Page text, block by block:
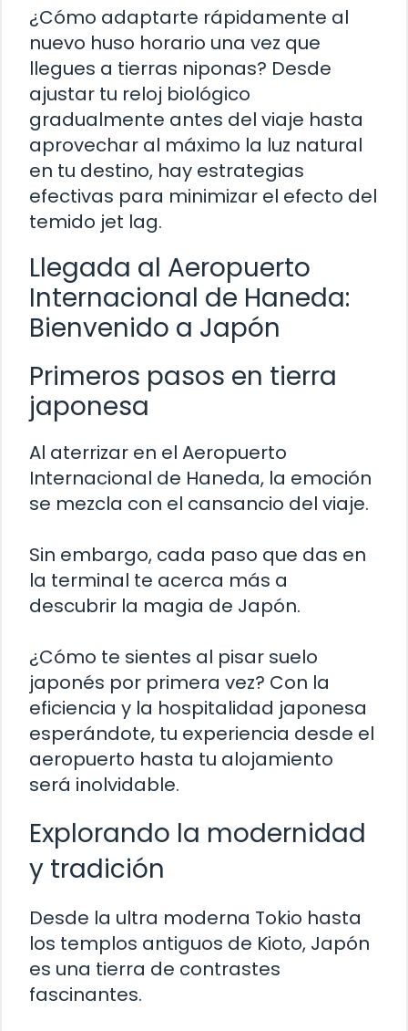
¿Cómo adaptarte rápidamente al
nuevo huso horario una vez que
llegues a tierras niponas? Desde
ajustar tu reloj biológico
gradualmente antes del viaje hasta
aprovechar al máximo la luz natural
en tu destino, hay estrategias
efectivas para minimizar el efecto del
temido jet lag.
Llegada al Aeropuerto
Internacional de Haneda:
Bienvenido a Japón
Primeros pasos en tierra
japonesa
Al aterrizar en el Aeropuerto
Internacional de Haneda, la emoción
se mezcla con el cansancio del viaje.
Sin embargo, cada paso que das en
la terminal te acerca más a
descubrir la magia de Japón.
¿Cómo te sientes al pisar suelo
japonés por primera vez? Con la
eficiencia y la hospitalidad japonesa
esperándote, tu experiencia desde el
aeropuerto hasta tu alojamiento
será inolvidable.
Explorando la modernidad
y tradición
Desde la ultra moderna Tokio hasta
los templos antiguos de Kioto, Japón
es una tierra de contrastes
fascinantes.